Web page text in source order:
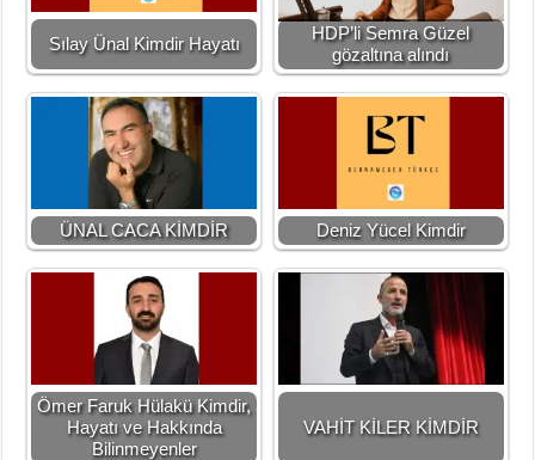
Sılay Ünal Kimdir Hayatı
HDP’li Semra Güzel
gözaltına alındı
ÜNAL CACA KİMDİR Deniz Yücel Kimdir
Ömer Faruk Hülakü Kimdir,
Hayatı ve Hakkında
Bilinmeyenler
VAHİT KİLER KİMDİR